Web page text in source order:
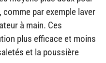
par exemple laver
à main. Ces
plus efficace et moins
et la poussière